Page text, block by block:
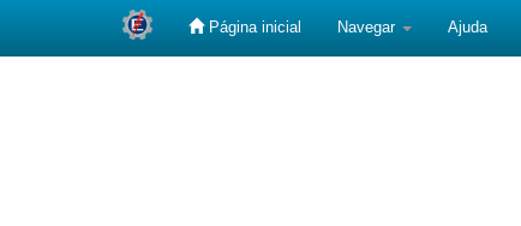
Página inicial Navegar Ajuda